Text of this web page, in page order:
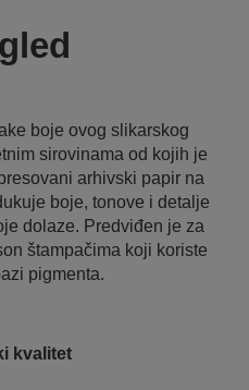
boje ovog slikarskog
sirovinama od kojih je
arhivski papir na
boje, tonove i detalje
dolaze. Predviđen je za
štampačima koji koriste
pigmenta.
kvalitet